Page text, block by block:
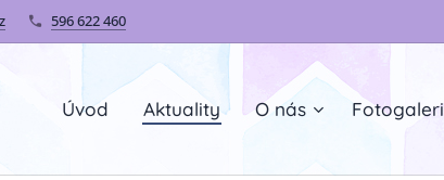
596 622 460
Úvod Aktuality O nás